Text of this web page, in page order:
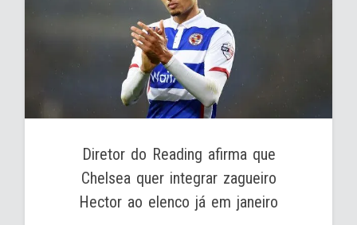
Diretor do Reading afirma que
Chelsea quer integrar zagueiro
Hector ao elenco já em janeiro